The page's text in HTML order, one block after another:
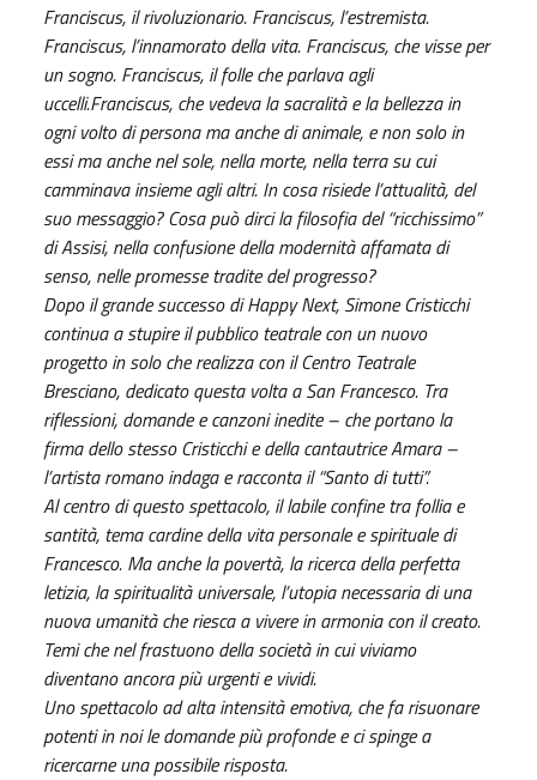
Franciscus, il rivoluzionario. Franciscus, l’estremista.
Franciscus, l’innamorato della vita. Franciscus, che visse per
un sogno. Franciscus, il folle che parlava agli
uccelli.Franciscus, che vedeva la sacralità e la bellezza in
ogni volto di persona ma anche di animale, e non solo in
essi ma anche nel sole, nella morte, nella terra su cui
camminava insieme agli altri. In cosa risiede l’attualità, del
suo messaggio? Cosa può dirci la filosofia del “ricchissimo”
di Assisi, nella confusione della modernità affamata di
senso, nelle promesse tradite del progresso?
Dopo il grande successo di Happy Next, Simone Cristicchi
continua a stupire il pubblico teatrale con un nuovo
progetto in solo che realizza con il Centro Teatrale
Bresciano, dedicato questa volta a San Francesco. Tra
riflessioni, domande e canzoni inedite – che portano la
firma dello stesso Cristicchi e della cantautrice Amara –
l’artista romano indaga e racconta il “Santo di tutti”.
Al centro di questo spettacolo, il labile confine tra follia e
santità, tema cardine della vita personale e spirituale di
Francesco. Ma anche la povertà, la ricerca della perfetta
letizia, la spiritualità universale, l’utopia necessaria di una
nuova umanità che riesca a vivere in armonia con il creato.
Temi che nel frastuono della società in cui viviamo
diventano ancora più urgenti e vividi.
Uno spettacolo ad alta intensità emotiva, che fa risuonare
potenti in noi le domande più profonde e ci spinge a
ricercarne una possibile risposta.